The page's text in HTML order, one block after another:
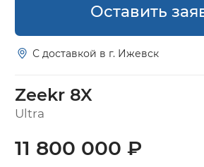
Оставить
С доставкой в г. Ижевск
Zeekr 8X
Ultra
11 800 000 ₽